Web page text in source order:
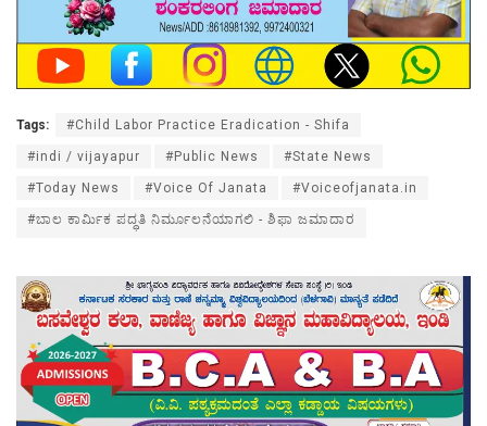
Tags: #Child Labor Practice Eradication - Shifa
#indi / vijayapur #Public News #State News
#Today News #Voice Of Janata #Voiceofjanata.in
#ಬಾಲ ಕಾರ್ಮಿಕ ಪದ್ಧತಿ ನಿರ್ಮೂಲನೆಯಾಗಲಿ - ಶಿಫಾ ಜಮಾದಾರ